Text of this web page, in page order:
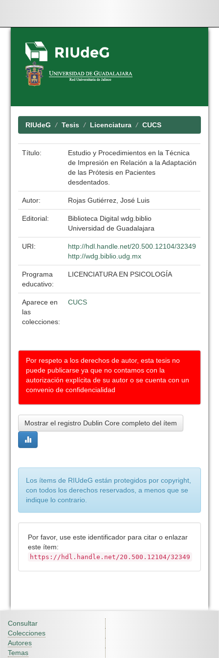
Skip
navigation
RIUdeG Tesis Licenciatura CUCS
Título:
Estudio y Procedimientos en la Técnica
de Impresión en Relación a la Adaptación
de las Prótesis en Pacientes
desdentados.
Autor: Rojas Gutiérrez, José Luis
Editorial:
Biblioteca Digital wdg.biblio
Universidad de Guadalajara
URI:
http://hdl.handle.net/20.500.12104/32349
http://wdg.biblio.udg.mx
Programa
educativo:
LICENCIATURA EN PSICOLOGÍA
Aparece en
las
colecciones:
CUCS
Por respeto a los derechos de autor, esta tesis no
puede publicarse ya que no contamos con la
autorización explícita de su autor o se cuenta con un
convenio de confidencialidad
Mostrar el registro Dublin Core completo del ítem
Los ítems de RIUdeG están protegidos por copyright,
con todos los derechos reservados, a menos que se
indique lo contrario.
Por favor, use este identificador para citar o enlazar
este ítem:
https://hdl.handle.net/20.500.12104/32349
Consultar
Colecciones
Autores
Temas